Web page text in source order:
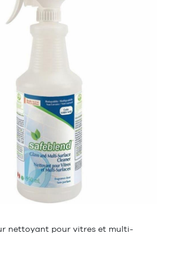
nettoyant pour vitres et multi-